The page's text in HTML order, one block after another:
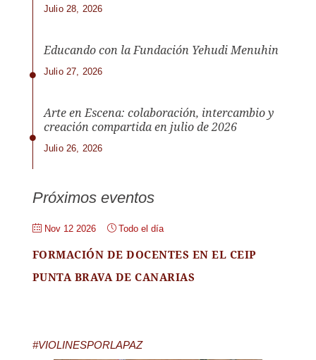
Julio 28, 2026
Educando con la Fundación Yehudi Menuhin
Julio 27, 2026
Arte en Escena: colaboración, intercambio y
creación compartida en julio de 2026
Julio 26, 2026
Próximos eventos
Nov 12 2026 Todo el día
FORMACIÓN DE DOCENTES EN EL CEIP
PUNTA BRAVA DE CANARIAS
#VIOLINESPORLAPAZ